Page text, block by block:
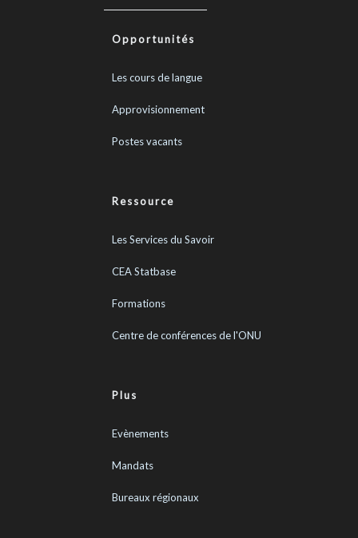
Opportunités
Les cours de langue
Approvisionnement
Postes vacants
Ressource
Les Services du Savoir
CEA Statbase
Formations
Centre de conférences de l'ONU
Plus
Evènements
Mandats
Bureaux régionaux